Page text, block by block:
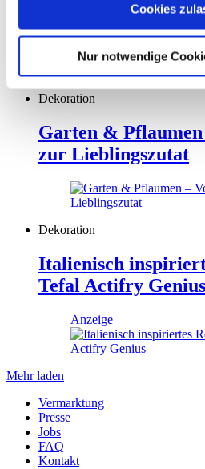
Cookies
Nur notwendige
Pop Art Desserts
Dekoration
Garten &
zur Lieblingszutat
Dekoration
Italienisch
Tefal Actifry Genius
Anzeige
Mehr laden
Vermarktung
Presse
Jobs
FAQ
Kontakt